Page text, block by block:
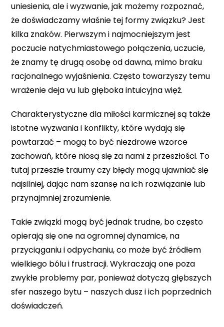
uniesienia, ale i wyzwanie, jak możemy rozpoznać,
że doświadczamy właśnie tej formy związku? Jest
kilka znaków. Pierwszym i najmocniejszym jest
poczucie natychmiastowego połączenia, uczucie,
że znamy tę drugą osobę od dawna, mimo braku
racjonalnego wyjaśnienia. Często towarzyszy temu
wrażenie deja vu lub głęboka intuicyjna więź.
Charakterystyczne dla miłości karmicznej są także
istotne wyzwania i konflikty, które wydają się
powtarzać – mogą to być niezdrowe wzorce
zachowań, które niosą się za nami z przeszłości. To
tutaj przeszłe traumy czy błędy mogą ujawniać się
najsilniej, dając nam szansę na ich rozwiązanie lub
przynajmniej zrozumienie.
Takie związki mogą być jednak trudne, bo często
opierają się one na ogromnej dynamice, na
przyciąganiu i odpychaniu, co może być źródłem
wielkiego bólu i frustracji. Wykraczają one poza
zwykłe problemy par, ponieważ dotyczą głębszych
sfer naszego bytu – naszych dusz i ich poprzednich
doświadczeń.